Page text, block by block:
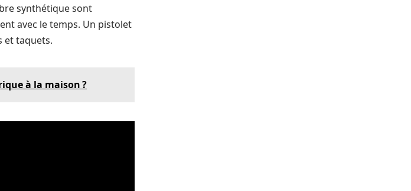
synthétique sont
avec le temps. Un pistolet
et taquets.
à la maison ?